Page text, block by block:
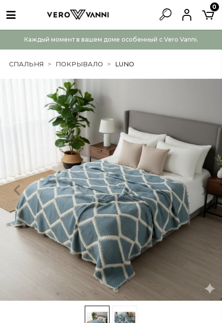
Каждый момент в вашем доме особенный с Vero Vanni.
0
СПАЛЬНЯ ПОКРЫВАЛО LUNO